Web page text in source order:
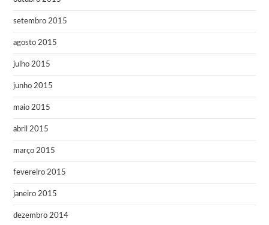
setembro 2015
agosto 2015
julho 2015
junho 2015
maio 2015
abril 2015
março 2015
fevereiro 2015
janeiro 2015
dezembro 2014